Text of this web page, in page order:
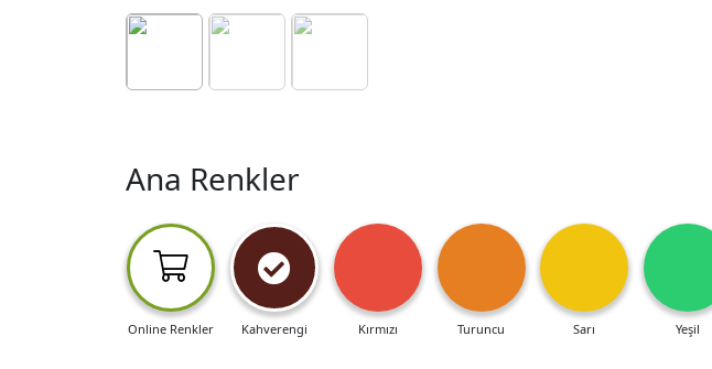
Ana Renkler
Online Renkler Kahverengi Kırmızı Turuncu Sarı Yeşil